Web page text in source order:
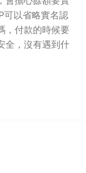
可以省略實名認
，付款的時候要
全，沒有遇到什